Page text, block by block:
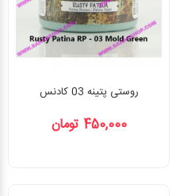
روستی پتینه 03 کادنس
450,000 تومان